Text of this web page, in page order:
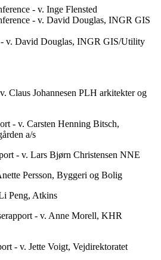
- v. Inge Flensted
- v. David Douglas, INGR GIS
v. David Douglas, INGR GIS/Utility
Claus Johannesen PLH arkitekter og
- v. Carsten Henning Bitsch,
a/s
- v. Lars Bjørn Christensen NNE
Persson, Byggeri og Bolig
Peng, Atkins
- v. Anne Morell, KHR
- v. Jette Voigt, Vejdirektoratet